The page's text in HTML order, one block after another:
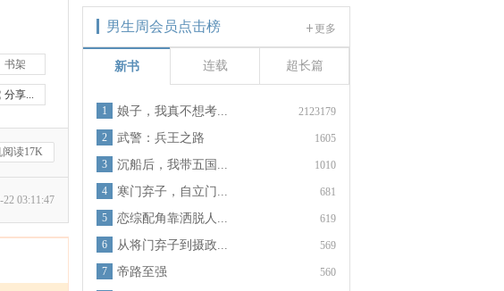
书架
分享...
阅读17K
03:11:47
更多
男生周会员点击榜
新书 连载 超长篇
2123179
1 娘子，我真不想考...
1605
2 武警：兵王之路
1010
3 沉船后，我带五国...
681
4 寒门弃子，自立门...
619
5 恋综配角靠洒脱人...
569
6 从将门弃子到摄政...
560
7 帝路至强